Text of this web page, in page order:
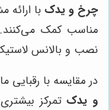
چرخ و یدک با
مناسب کمک
نصب و بالانس
در مقایسه با رقبایی
و یدکتمرکز